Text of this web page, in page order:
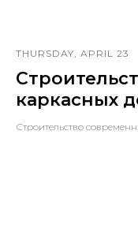
THURSDAY, APRIL 23
каркасных
Строительство